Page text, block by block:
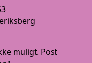
muligt. Post